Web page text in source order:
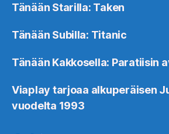
Tänään Starilla: Taken
Tänään Subilla: Titanic
Tänään Kakkosella: Paratiisin
Viaplay tarjoaa alkuperäisen
vuodelta 1993